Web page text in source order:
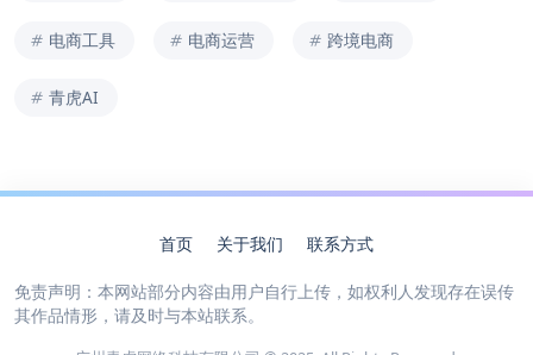
电商工具 电商运营 跨境电商
青虎AI
首页 关于我们 联系方式
免责声明：本网站部分内容由用户自行上传，如权利人发现存在误传
其作品情形，请及时与本站联系。